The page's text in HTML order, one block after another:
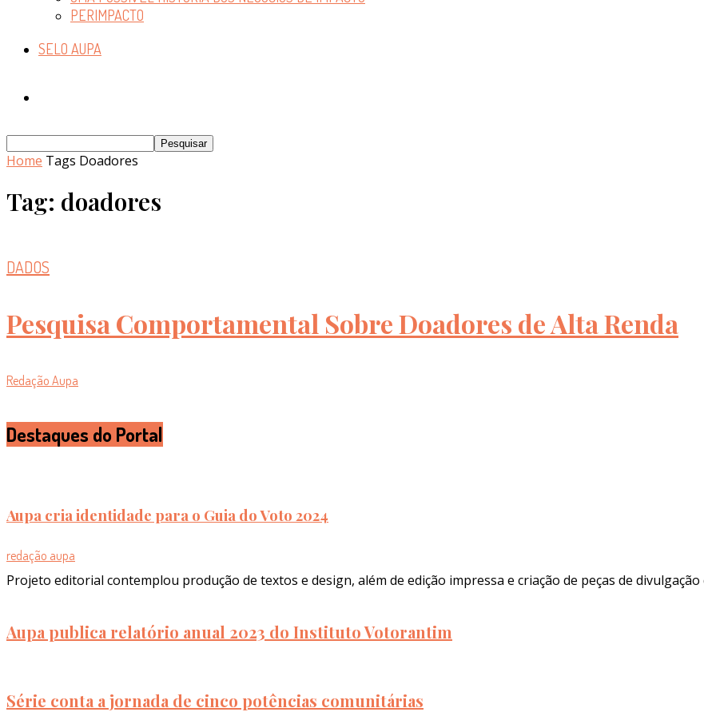
PERIMPACTO
SELO AUPA
Home Tags Doadores
Tag: doadores
DADOS
Pesquisa Comportamental Sobre Doadores de Alta Renda
Redação Aupa
Destaques do Portal
Aupa cria identidade para o Guia do Voto 2024
redação aupa
Projeto editorial contemplou produção de textos e design, além de edição impressa e criação de peças de divulgação
Aupa publica relatório anual 2023 do Instituto Votorantim
Série conta a jornada de cinco potências comunitárias